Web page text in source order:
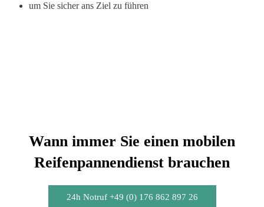
um Sie sicher ans Ziel zu führen
Wann immer Sie einen mobilen
Reifenpannendienst brauchen
24h Notruf +49 (0) 176 862 897 26